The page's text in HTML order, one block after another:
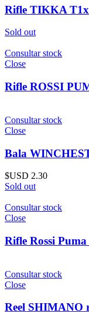
Rifle TIKKA
Sold out
Consultar stock
Close
Rifle ROSSI
Consultar stock
Close
Bala
$USD 2.30
Sold out
Consultar stock
Close
Rifle Rossi
Consultar stock
Close
Reel SHIMANO